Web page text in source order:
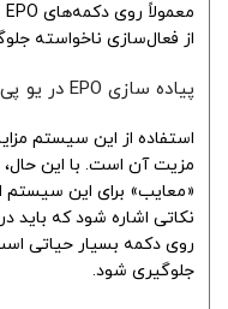
از فعال‌سازی ناخواسته
پیاده سازی EPO در یو پی اس چه نکاتی دارد؟
استفاده از این سیستم
مزیت آن است. با این حال،
«معایب» برای این سیستم
نکاتی اشاره شود که باید
روی دکمه بسیار حیاتی
جلوگیری شود.